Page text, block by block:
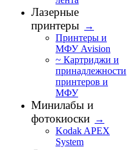
Лазерные
принтеры
→
Принтеры и
МФУ Avision
~ Картриджи и
принадлежности
принтеров и
МФУ
Минилабы и
фотокиоски
→
Kodak APEX
System